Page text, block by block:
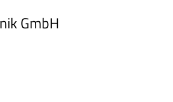
GmbH